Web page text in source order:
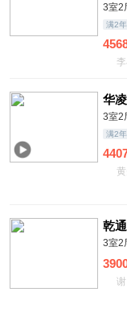
3室2
满2年
华
3室2
满2年
乾
3室2
谢